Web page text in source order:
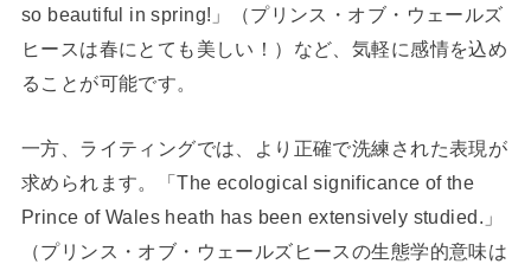
so beautiful in spring!」（プリンス・オブ・ウェールズ
ヒースは春にとても美しい！）など、気軽に感情を込め
ることが可能です。
一方、ライティングでは、より正確で洗練された表現が
求められます。「The ecological significance of the
Prince of Wales heath has been extensively studied.」
（プリンス・オブ・ウェールズヒースの生態学的意味は